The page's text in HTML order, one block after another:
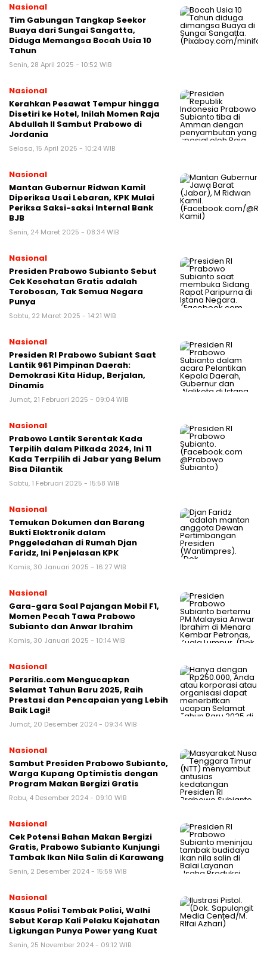
Nasional
Tim Gabungan Tangkap Seekor
Buaya dari Sungai Sangatta,
Diduga Memangsa Bocah Usia 10
Tahun
Senin, 28 April 2025 - 10:52 WIB
Nasional
Kerahkan Pesawat Tempur hingga
Disetiri ke Hotel, Inilah Momen Raja
Abdullah II Sambut Prabowo di
Jordania
Selasa, 15 April 2025 - 10:24 WIB
Nasional
Mantan Gubernur Ridwan Kamil
Diperiksa Usai Lebaran, KPK Mulai
Periksa Saksi-saksi Internal Bank
BJB
Senin, 24 Maret 2025 - 08:34 WIB
Nasional
Presiden Prabowo Subianto Sebut
Cek Kesehatan Gratis adalah
Terobosan, Tak Semua Negara
Punya
Sabtu, 22 Maret 2025 - 14:21 WIB
Nasional
Presiden RI Prabowo Subiant Saat
Lantik 961 Pimpinan Daerah:
Demokrasi Kita Hidup, Berjalan,
Dinamis
Jumat, 21 Februari 2025 - 09:04 WIB
Nasional
Prabowo Lantik Serentak Kada
Terpilih dalam Pilkada 2024, Ini 11
Kada Terrpilih di Jabar yang Belum
Bisa Dilantik
Sabtu, 1 Februari 2025 - 15:58 WIB
Nasional
Temukan Dokumen dan Barang
Bukti Elektronik dalam
Pnggeledahan di Rumah Djan
Faridz, Ini Penjelasan KPK
Kamis, 30 Januari 2025 - 16:27 WIB
Nasional
Gara-gara Soal Pajangan Mobil F1,
Momen Pecah Tawa Prabowo
Subianto dan Anwar Ibrahim
Kamis, 30 Januari 2025 - 10:14 WIB
Nasional
Persrilis.com Mengucapkan
Selamat Tahun Baru 2025, Raih
Prestasi dan Pencapaian yang Lebih
Baik Lagi!
Jumat, 20 Desember 2024 - 09:34 WIB
Nasional
Sambut Presiden Prabowo Subianto,
Warga Kupang Optimistis dengan
Program Makan Bergizi Gratis
Rabu, 4 Desember 2024 - 09:10 WIB
Nasional
Cek Potensi Bahan Makan Bergizi
Gratis, Prabowo Subianto Kunjungi
Tambak Ikan Nila Salin di Karawang
Senin, 2 Desember 2024 - 15:59 WIB
Nasional
Kasus Polisi Tembak Polisi, Walhi
Sebut Kerap Kali Pelaku Kejahatan
Ligkungan Punya Power yang Kuat
Senin, 25 November 2024 - 09:12 WIB